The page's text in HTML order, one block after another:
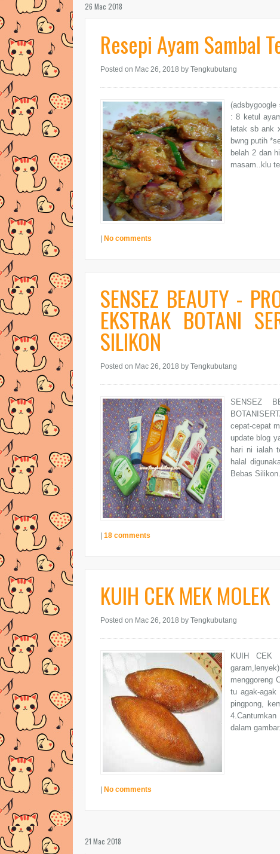
26 Mac 2018
Resepi Ayam Sambal
Posted on Mac 26, 2018 by Tengkubutang
(adsbygoogle
: 8 ketul
letak sb ank
bwng putih
belah 2 dan
masam..klu
No comments
SENSEZ BEAUTY -
EKSTRAK BOTANI
SILIKON
Posted on Mac 26, 2018 by Tengkubutang
SENSEZ
cepat-cepat
update blog
hari ni ialah
halal
Bebas
18 comments
KUIH CEK MEK MOLEK
Posted on Mac 26, 2018 by Tengkubutang
KUIH CEK
menggoreng
tu agak-
pingpong,
dalam
No comments
21 Mac 2018